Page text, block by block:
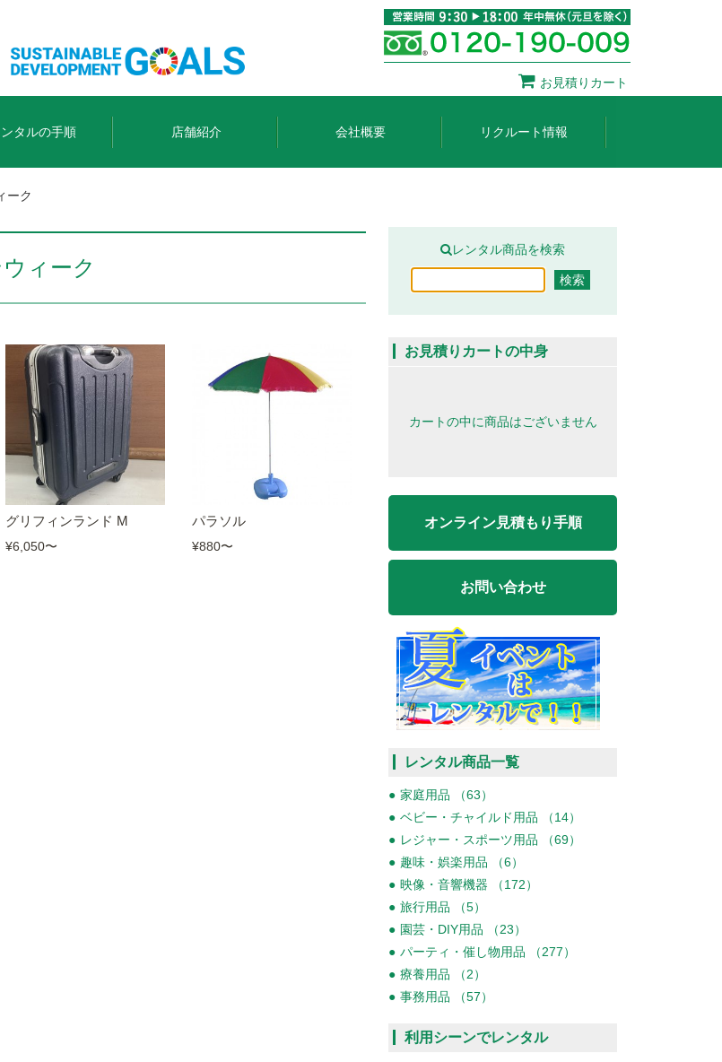
お見積りカート
ンタルの手順 店舗紹介 会社概要 リクルート情報
ーク
ィーク
グリフィンランド M
¥6,050〜
パラソル
¥880〜
レンタル商品を検索
お見積りカートの中身
カートの中に商品はございません
オンライン見積もり手順
お問い合わせ
レンタル商品一覧
家庭用品 （63）
ベビー・チャイルド用品 （14）
レジャー・スポーツ用品 （69）
趣味・娯楽用品 （6）
映像・音響機器 （172）
旅行用品 （5）
園芸・DIY用品 （23）
パーティ・催し物用品 （277）
療養用品 （2）
事務用品 （57）
利用シーンでレンタル